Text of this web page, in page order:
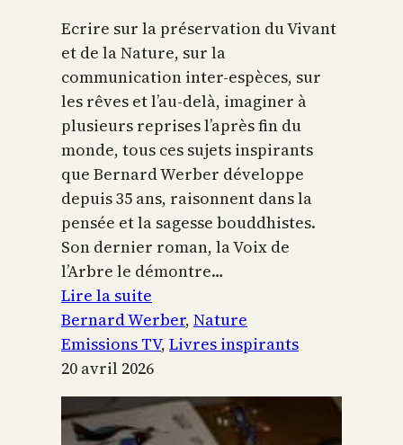
Ecrire sur la préservation du Vivant
et de la Nature, sur la
communication inter-espèces, sur
les rêves et l’au-delà, imaginer à
plusieurs reprises l’après fin du
monde, tous ces sujets inspirants
que Bernard Werber développe
depuis 35 ans, raisonnent dans la
pensée et la sagesse bouddhistes.
Son dernier roman, la Voix de
l’Arbre le démontre…
Lire la suite
La
Voix
de
l’arbre
Bernard Werber, Nature
Emissions TV, Livres inspirants
20 avril 2026